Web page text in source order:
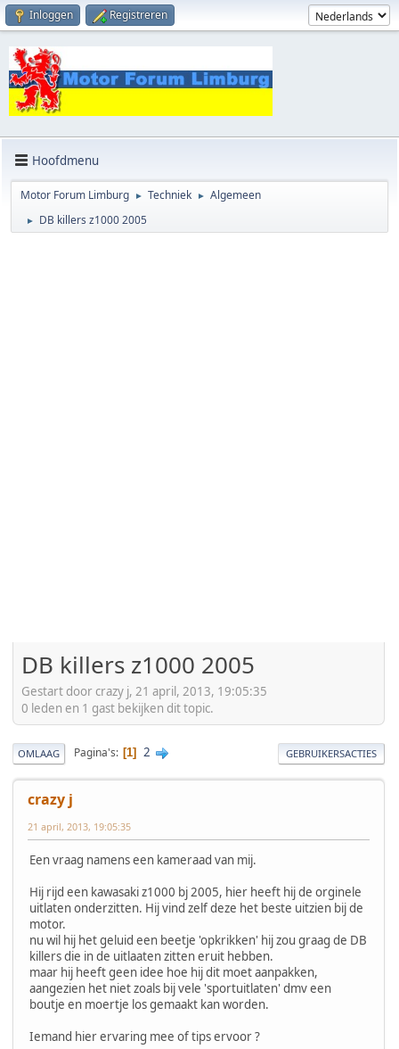
Inloggen Registreren
Hoofdmenu
Motor Forum Limburg ► Techniek ► Algemeen
► DB killers z1000 2005
DB killers z1000 2005
Gestart door crazy j, 21 april, 2013, 19:05:35
0 leden en 1 gast bekijken dit topic.
OMLAAG Pagina's 1 2 GEBRUIKERSACTIES
crazy j
21 april, 2013, 19:05:35
Een vraag namens een kameraad van mij.
Hij rijd een kawasaki z1000 bj 2005, hier heeft hij de orginele
uitlaten onderzitten. Hij vind zelf deze het beste uitzien bij de
motor.
nu wil hij het geluid een beetje 'opkrikken' hij zou graag de DB
killers die in de uitlaaten zitten eruit hebben.
maar hij heeft geen idee hoe hij dit moet aanpakken,
aangezien het niet zoals bij vele 'sportuitlaten' dmv een
boutje en moertje los gemaakt kan worden.
Iemand hier ervaring mee of tips ervoor ?